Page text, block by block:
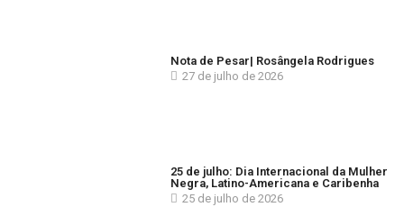
Nota de Pesar| Rosângela Rodrigues
27 de julho de 2026
25 de julho: Dia Internacional da Mulher
Negra, Latino-Americana e Caribenha
25 de julho de 2026